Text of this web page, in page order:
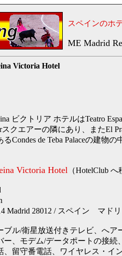
スペインのホ
ME Madrid
Victoria Hotel
ビクトリア ホテルはTeatro
スクエアーの隣にあり、またEl
Condes de Teba Palaceの建物
Victoria Hotel （HotelClub
14 Madrid 28012 / スペイン マ
ブル/衛星放送付きテレビ、へ
ー、モデム/データポートの接
、留守番電話、ワイヤレス・イ